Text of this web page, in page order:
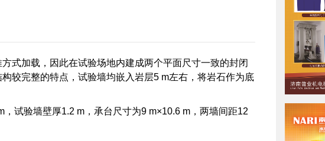
式加载，因此在试验场地内建成两个平面尺寸一致的封闭
较完整的特点，试验墙均嵌入岩层5 m左右，将岩石作为底
试验墙壁厚1.2 m，承台尺寸为9 m×10.6 m，两墙间距12